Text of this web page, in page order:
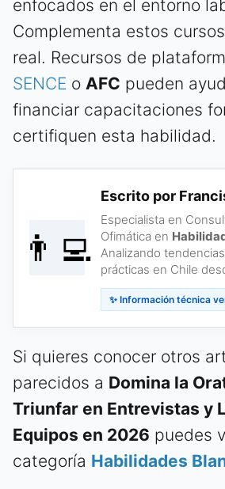
enfocados en el entorno
Complementa estos
real. Recursos de
SENCE o AFC pueden
financiar capacitaciones
certifiquen esta habilidad.
👨‍💻
Escrito por
Especialista en
Ofimática en
Analizando
prácticas en Chile
✨ Información técnica
Si quieres conocer otros
parecidos a Domina la
Triunfar en Entrevistas y
Equipos en 2026 puedes
categoría Habilidades